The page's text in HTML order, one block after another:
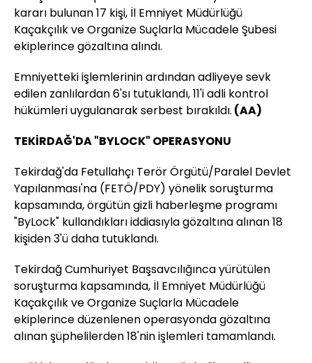
kararı bulunan 17 kişi, İl Emniyet Müdürlüğü
Kaçakçılık ve Organize Suçlarla Mücadele Şubesi
ekiplerince gözaltına alındı.
Emniyetteki işlemlerinin ardından adliyeye sevk
edilen zanlılardan 6'sı tutuklandı, 11'i adli kontrol
hükümleri uygulanarak serbest bırakıldı. (AA)
TEKİRDAĞ'DA "BYLOCK" OPERASYONU
Tekirdağ'da Fetullahçı Terör Örgütü/Paralel Devlet
Yapılanması'na (FETÖ/PDY) yönelik soruşturma
kapsamında, örgütün gizli haberleşme programı
"ByLock" kullandıkları iddiasıyla gözaltına alınan 18
kişiden 3'ü daha tutuklandı.
Tekirdağ Cumhuriyet Başsavcılığınca yürütülen
soruşturma kapsamında, İl Emniyet Müdürlüğü
Kaçakçılık ve Organize Suçlarla Mücadele
ekiplerince düzenlenen operasyonda gözaltına
alınan şüphelilerden 18'nin işlemleri tamamlandı.